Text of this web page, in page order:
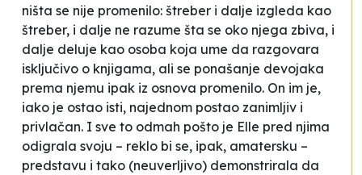
ništa se nije promenilo: štreber i dalje izgleda kao
štreber, i dalje ne razume šta se oko njega zbiva, i
dalje deluje kao osoba koja ume da razgovara
isključivo o knjigama, ali se ponašanje devojaka
prema njemu ipak iz osnova promenilo. On im je,
iako je ostao isti, najednom postao zanimljiv i
privlačan. I sve to odmah pošto je Elle pred njima
odigrala svoju – reklo bi se, ipak, amatersku –
predstavu i tako (neuverljivo) demonstrirala da